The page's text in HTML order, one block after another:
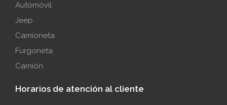
Automóvil
Jeep
Camioneta
Furgoneta
Camión
Horarios de atención al cliente